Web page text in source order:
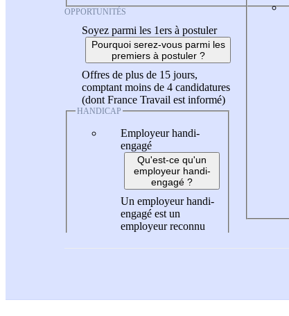
OPPORTUNITÉS
Soyez parmi les 1ers à postuler
Pourquoi serez-vous parmi les
premiers à postuler ?
Offres de plus de 15 jours,
comptant moins de 4 candidatures
(dont France Travail est informé)
HANDICAP
Employeur handi-
engagé
Qu'est-ce qu'un
employeur handi-
engagé ?
Un employeur handi-
engagé est un
employeur reconnu